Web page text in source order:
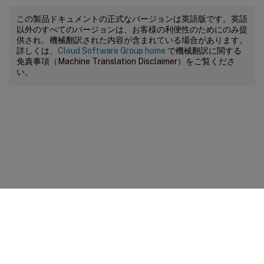
この製品ドキュメントの正式なバージョンは英語版です。英語
以外のすべてのバージョンは、お客様の利便性のためにのみ提
供され、機械翻訳された内容が含まれている場合があります。
詳しくは、 Cloud Software Group home で機械翻訳に関する
免責事項（Machine Translation Disclaimer）をご覧くださ
い。